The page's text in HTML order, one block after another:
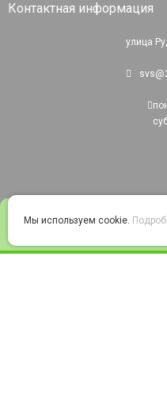
Войти
Контактная информация
улица
Мы используем cookie.